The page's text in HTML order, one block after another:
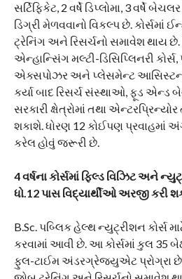
સર્ટિફિકેટ, 2 વર્ષે ડિપ્લોમા, 3 વર્ષે
ડિગ્રી મેળવવાનો વિકલ્પ છે. કોર્સમાં
ટ્રેનિંગ અને રિસર્ચનો સમાવેશ થાય છે.
એન્હાન્સિંગ મલ્ટી-ડિસિપ્લિનરી
એક્સપોઝર અને પ્લેસમેન્ટ
કર્યા બાદ રિસર્ચ સંસ્થાઓ, ફૂડ એન્ડ
સરકારી ક્ષેત્રોમાં તથા એન્ટરપ્રિન્યોર
શકાશે. ધોરણ 12 કોઈપણ પ્રવાહમાં
કરેલ હોવું જરૂરી છે.
4 વર્ષના કોર્સમાં ફિલ્ડ વિઝિટ અને
ધો.12 પાસ વિદ્યાર્થીઓ અરજી કરી
B.Sc. પબ્લિક હેલ્થ ન્યુટ્રીશન કોર્સ
કરવામાં આવી છે. આ કોર્સમાં કુલ 35
ફુલ-ટાઈમ અંડરગ્રેજ્યુએટ પ્રોગ્રા